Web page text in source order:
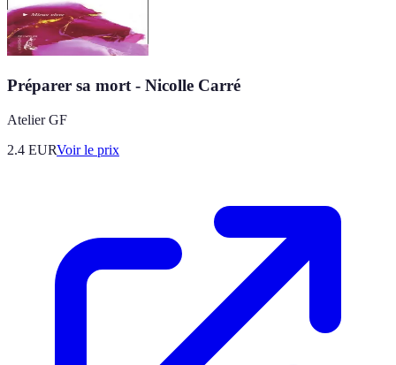
Préparer sa mort - Nicolle Carré
Atelier GF
2.4 EURVoir le prix